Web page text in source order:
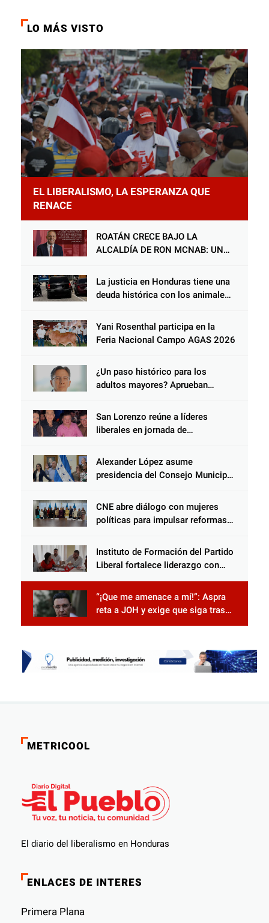
LO MÁS VISTO
EL LIBERALISMO, LA ESPERANZA QUE
RENACE
ROATÁN CRECE BAJO LA
ALCALDÍA DE RON MCNAB: UN
COMUNIDAD Y DEL PARTIDO
LIBERAL
La justicia en Honduras tiene una
deuda histórica con los animales,
peso de la ley al responsable de
Choloma es consolidar un Estado
que protege al verdugo y
Yani Rosenthal participa en la
Feria Nacional Campo AGAS 2026
¿Un paso histórico para los
adultos mayores? Aprueban
Salomón Nazar para fortalecer su
protección en Honduras
San Lorenzo reúne a líderes
liberales en jornada de
Alexander López asume
presidencia del Consejo Municipal
Censo Nacional 2026
CNE abre diálogo con mujeres
políticas para impulsar reformas
Instituto de Formación del Partido
Liberal fortalece liderazgo con
“¡Que me amenace a mí!”: Aspra
reta a JOH y exige que siga tras
las rejas
METRICOOL
El diario del liberalismo en Honduras
ENLACES DE INTERES
Primera Plana